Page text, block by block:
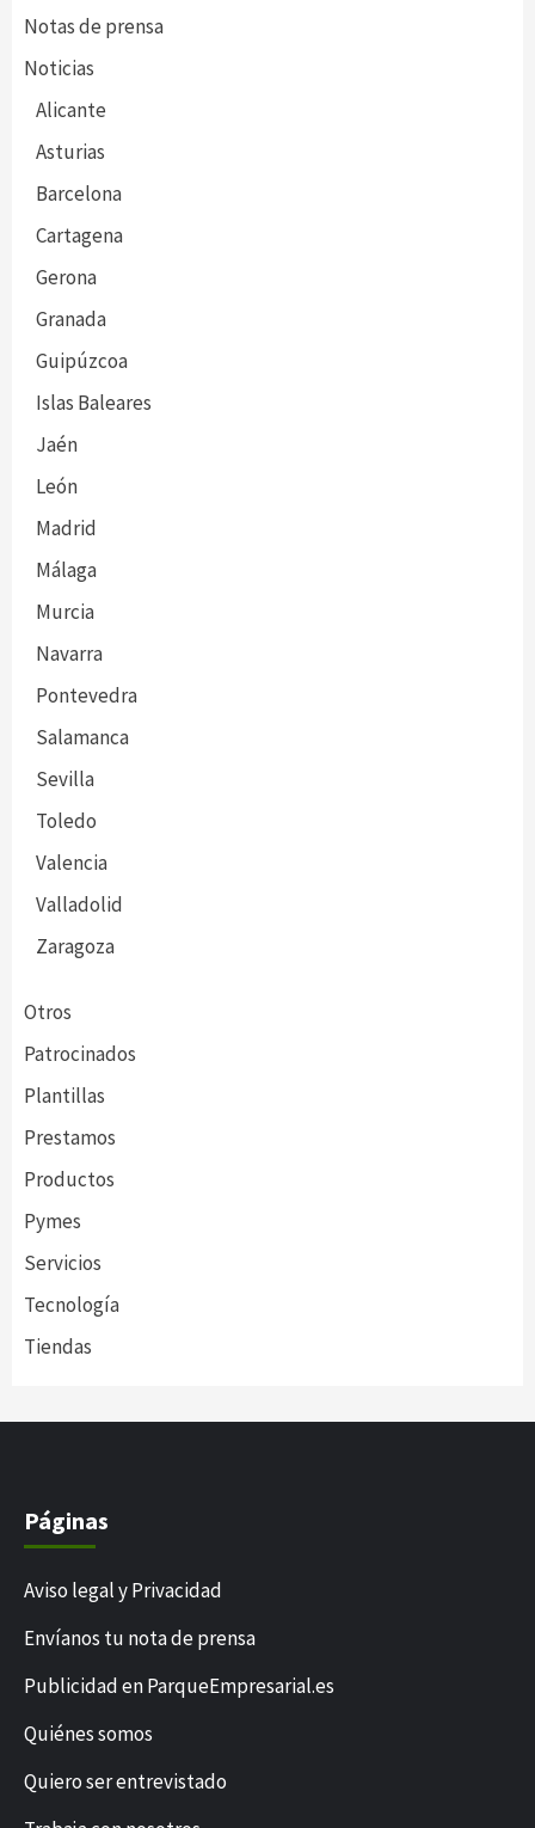
Notas de prensa
Noticias
Alicante
Asturias
Barcelona
Cartagena
Gerona
Granada
Guipúzcoa
Islas Baleares
Jaén
León
Madrid
Málaga
Murcia
Navarra
Pontevedra
Salamanca
Sevilla
Toledo
Valencia
Valladolid
Zaragoza
Otros
Patrocinados
Plantillas
Prestamos
Productos
Pymes
Servicios
Tecnología
Tiendas
Páginas
Aviso legal y Privacidad
Envíanos tu nota de prensa
Publicidad en ParqueEmpresarial.es
Quiénes somos
Quiero ser entrevistado